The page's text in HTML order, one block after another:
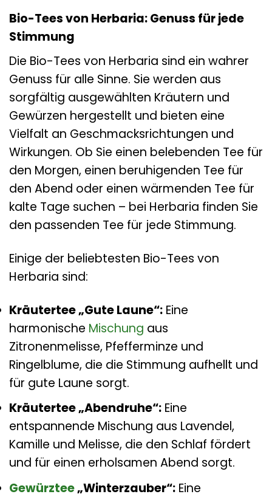
Bio-Tees von Herbaria: Genuss für jede
Stimmung
Die Bio-Tees von Herbaria sind ein wahrer
Genuss für alle Sinne. Sie werden aus
sorgfältig ausgewählten Kräutern und
Gewürzen hergestellt und bieten eine
Vielfalt an Geschmacksrichtungen und
Wirkungen. Ob Sie einen belebenden Tee für
den Morgen, einen beruhigenden Tee für
den Abend oder einen wärmenden Tee für
kalte Tage suchen – bei Herbaria finden Sie
den passenden Tee für jede Stimmung.
Einige der beliebtesten Bio-Tees von
Herbaria sind:
Kräutertee „Gute Laune“: Eine
harmonische Mischung aus
Zitronenmelisse, Pfefferminze und
Ringelblume, die die Stimmung aufhellt und
für gute Laune sorgt.
Kräutertee „Abendruhe“: Eine
entspannende Mischung aus Lavendel,
Kamille und Melisse, die den Schlaf fördert
und für einen erholsamen Abend sorgt.
Gewürztee„Winterzauber“: Eine